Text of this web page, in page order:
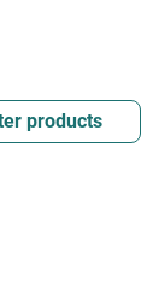
products